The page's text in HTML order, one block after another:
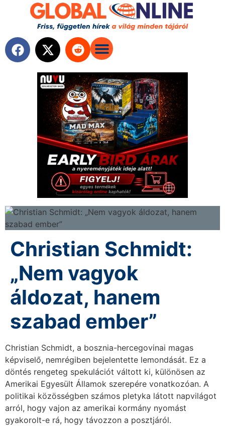
Christian Schmidt:
„Nem vagyok
áldozat, hanem
szabad ember”
Christian Schmidt, a bosznia-hercegovinai magas
képviselő, nemrégiben bejelentette lemondását. Ez a
döntés rengeteg spekulációt váltott ki, különösen az
Amerikai Egyesült Államok szerepére vonatkozóan. A
politikai közösségben számos pletyka látott napvilágot
arról, hogy vajon az amerikai kormány nyomást
gyakorolt-e rá, hogy távozzon a posztjáról.